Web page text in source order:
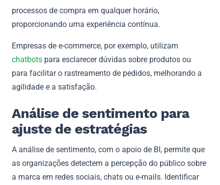
processos de compra em qualquer horário,
proporcionando uma experiência contínua.
Empresas de e-commerce, por exemplo, utilizam
chatbots para esclarecer dúvidas sobre produtos ou
para facilitar o rastreamento de pedidos, melhorando a
agilidade e a satisfação.
Análise de sentimento para
ajuste de estratégias
A análise de sentimento, com o apoio de BI, permite que
as organizações detectem a percepção do público sobre
a marca em redes sociais, chats ou e-mails. Identificar